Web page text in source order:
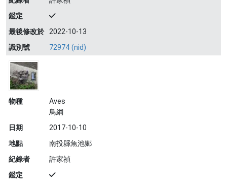
鑑定
最後修改於 2022-10-13
識別號
72974 (nid)
物種
Aves
鳥綱
日期
2017-10-10
地點
南投縣魚池鄉
紀錄者
許家禎
鑑定